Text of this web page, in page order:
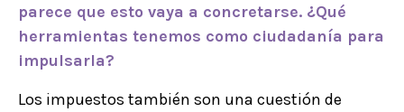
parece que esto vaya a concretarse. ¿Qué
herramientas tenemos como ciudadanía para
impulsarla?
Los impuestos también son una cuestión de